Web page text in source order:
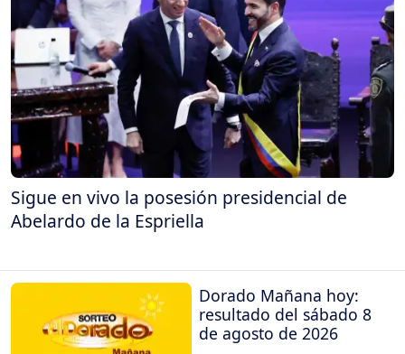
Sigue en vivo la posesión presidencial de
Abelardo de la Espriella
Dorado Mañana hoy:
resultado del sábado 8
de agosto de 2026